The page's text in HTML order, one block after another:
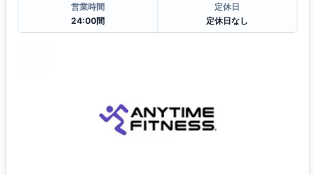
営業時間
24:00間
定休日
定休日なし